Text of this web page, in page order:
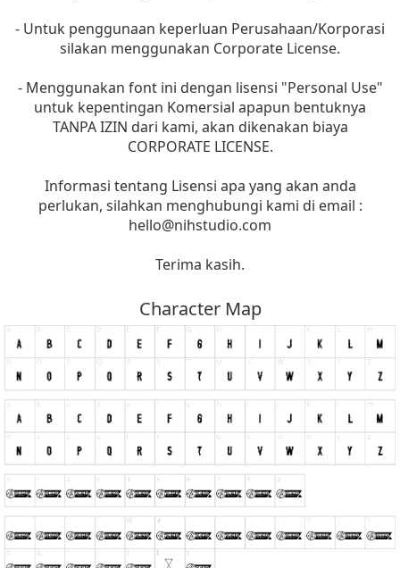
- Untuk penggunaan keperluan Perusahaan/Korporasi
silakan menggunakan Corporate License.
- Menggunakan font ini dengan lisensi "Personal Use"
untuk kepentingan Komersial apapun bentuknya
TANPA IZIN dari kami, akan dikenakan biaya
CORPORATE LICENSE.
Informasi tentang Lisensi apa yang akan anda
perlukan, silahkan menghubungi kami di email :
hello@nihstudio.com
Terima kasih.
Character Map